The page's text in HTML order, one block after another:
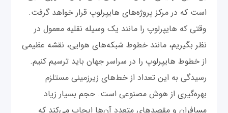
است که در مرکز پروژه‌های هایپرلوپ قرار خواهد گرفت.
وقتی که هایپرلوپ را مانند یک وسیله نقلیه معمول در
نظر بگیریم، مانند خطوط شبکه‌های هوایی، نقشه عظیمی
از خطوط هایپرلوپ را در سراسر جهان باید ترسیم کنیم.
رسیدگی به این تعداد از خط‌های زیرزمینی مستلزم
بهره‌گیری از هوش مصنوعی است. حجم بسیار زیاد
مسافران و مقصدهای متعدد آن‌ها ایجاب می‌کند که